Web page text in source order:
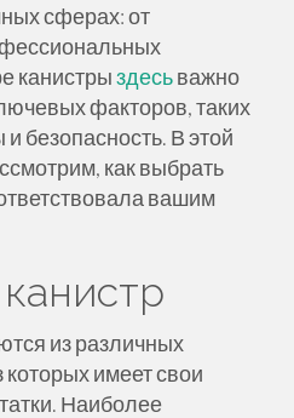
сферах: от
канистрыздесьважно
факторов, таких
безопасность. В этой
как выбрать
вашим
из различных
имеет свои
Наиболее